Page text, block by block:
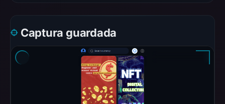
UTC.
AlienVault
OTX
recorded
0
community
Captura guardada